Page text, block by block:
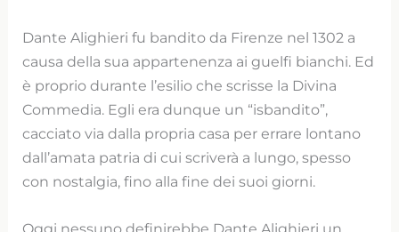
Dante Alighieri fu bandito da Firenze nel 1302 a
causa della sua appartenenza ai guelfi bianchi. Ed
è proprio durante l’esilio che scrisse la Divina
Commedia. Egli era dunque un “isbandito”,
cacciato via dalla propria casa per errare lontano
dall’amata patria di cui scriverà a lungo, spesso
con nostalgia, fino alla fine dei suoi giorni.